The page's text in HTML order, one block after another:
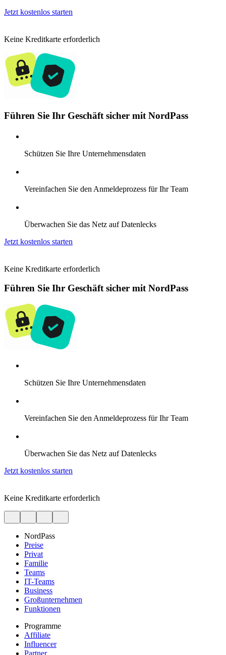
Jetzt kostenlos starten
Keine Kreditkarte erforderlich
Führen Sie Ihr Geschäft sicher mit NordPass
Schützen Sie Ihre Unternehmensdaten
Vereinfachen Sie den Anmeldeprozess für Ihr Team
Überwachen Sie das Netz auf Datenlecks
Jetzt kostenlos starten
Keine Kreditkarte erforderlich
Führen Sie Ihr Geschäft sicher mit NordPass
Schützen Sie Ihre Unternehmensdaten
Vereinfachen Sie den Anmeldeprozess für Ihr Team
Überwachen Sie das Netz auf Datenlecks
Jetzt kostenlos starten
Keine Kreditkarte erforderlich
NordPass
Preise
Privat
Familie
Teams
IT-Teams
Business
Großunternehmen
Funktionen
Programme
Affiliate
Influencer